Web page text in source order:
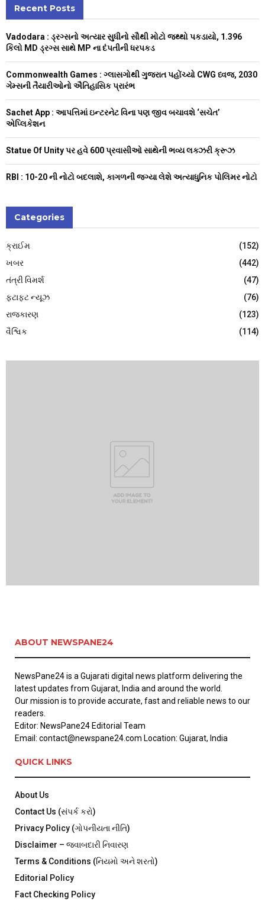
h
o
C
Recent Posts
Vadodara : ડ્રગ્સનો અત્યાર સુધીનો સૌથી મોટો જથ્થો પકડાયો, 1.396
કિલો MD ડ્રગ્સ સાથે MP ના દંપતીની ધરપકડ
Commonwealth Games : ગ્લાસગોથી ગુજરાત પહોંચ્યો CWG ધ્વજ, 2030
ગેમ્સની તૈયારીઓનો ઐતિહાસિક પ્રારંભ
Sachet App : આપત્તિમાં ઇન્ટરનેટ વિના પણ જીવ બચાવશે ‘સચેત’
એપ્લિકેશન
Statue Of Unity પર હવે 600 પ્રવાસીઓ સાથેની ભવ્ય લક્ઝરી ક્રૂઝ
RBI : ₹10-20 ની નોટો બદલાશે, કાગળની જગ્યા લેશે અત્યાધુનિક પોલિમર નોટો
Categories
ક્રાઈમ
(152)
ખબર
(442)
તંત્રી વિમર્શ
(47)
ફટાફટ ન્યૂઝ
(76)
રાજકારણ
(123)
વૈશ્વિક
(114)
ABOUT NEWSPANE24
NewsPane24 is a Gujarati digital news platform delivering the
latest updates from Gujarat, India and around the world.
Our mission is to provide accurate, fast and reliable news to our
readers.
Editor: NewsPane24 Editorial Team
Email: contact@newspane24.com Location: Gujarat, India
QUICK LINKS
About Us
Contact Us (સંપર્ક કરો)
Privacy Policy (ગોપનીયતા નીતિ)
Disclaimer – જવાબદારી નિવારણ
Terms & Conditions (નિયમો અને શરતો)
Editorial Policy
Fact Checking Policy